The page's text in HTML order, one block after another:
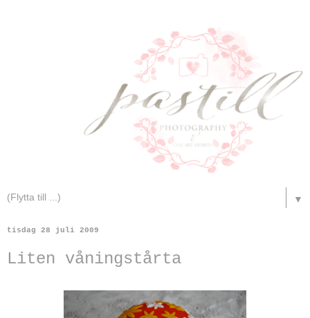
▼
tisdag 28 juli 2009
Liten våningstårta